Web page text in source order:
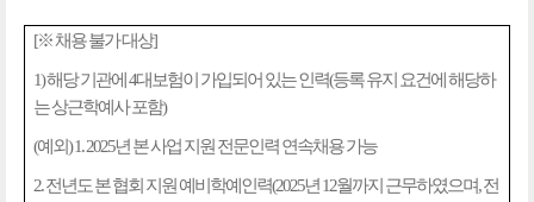
[※채용 불가 대상]
1)해당 기관에 4대보험이 가입되어 있는 인력(등록 유지 요건에 해당하
는 상근학예사 포함)
(예외) 1. 2025년 본 사업 지원 전문인력 연속채용 가능
2.전년도 본 협회 지원 예비학예인력(2025년 12월까지 근무하였으며,전